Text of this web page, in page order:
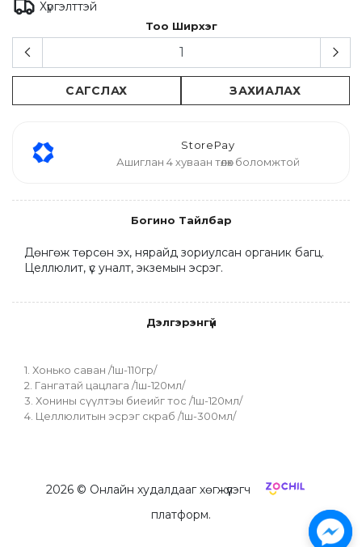
Хүргэлттэй
Тоо Ширхэг
САГСЛАХ ЗАХИАЛАХ
StorePay
Ашиглан 4 хуваан төлөх боломжтой
Богино Тайлбар
Дөнгөж төрсөн эх, нярайд зориулсан органик багц.
Целлюлит, үс уналт, экземын эсрэг.
Дэлгэрэнгүй
1. Хонько саван /1ш-110гр/
2. Гангатай цацлага /1ш-120мл/
3. Хонины сүүлтэы биеийг тос /1ш-120мл/
4. Целлюлитын эсрэг скраб /1ш-300мл/
2026© Онлайн худалдааг хөгжүүлэгч
платформ.